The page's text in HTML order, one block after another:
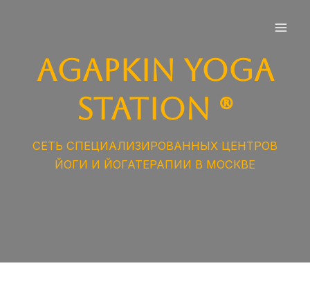
Agapkin Yoga
Station ®
CЕТЬ СПЕЦИАЛИЗИРОВАННЫХ ЦЕНТРОВ
ЙОГИ И ЙОГАТЕРАПИИ В МОСКВЕ